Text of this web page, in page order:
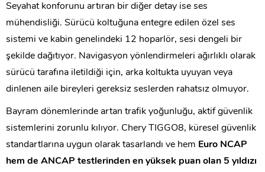
Seyahat konforunu artıran bir diğer detay ise ses
mühendisliği. Sürücü koltuğuna entegre edilen özel ses
sistemi ve kabin genelindeki 12 hoparlör, sesi dengeli bir
şekilde dağıtıyor. Navigasyon yönlendirmeleri ağırlıklı olarak
sürücü tarafına iletildiği için, arka koltukta uyuyan veya
dinlenen aile bireyleri gereksiz seslerden rahatsız olmuyor.
Bayram dönemlerinde artan trafik yoğunluğu, aktif güvenlik
sistemlerini zorunlu kılıyor. Chery TIGGO8, küresel güvenlik
standartlarına uygun olarak tasarlandı ve hem Euro NCAP
hem de ANCAP testlerinden en yüksek puan olan 5 yıldızı